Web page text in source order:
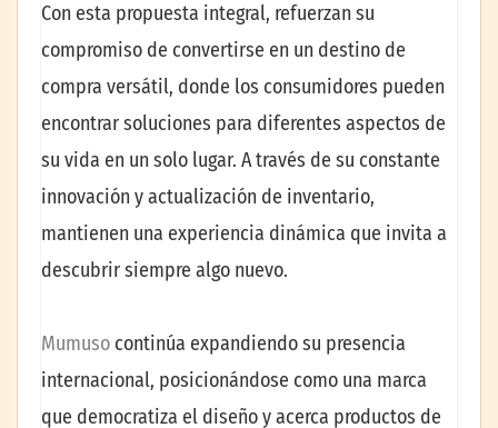
Con esta propuesta integral, refuerzan su
compromiso de convertirse en un destino de
compra versátil, donde los consumidores pueden
encontrar soluciones para diferentes aspectos de
su vida en un solo lugar. A través de su constante
innovación y actualización de inventario,
mantienen una experiencia dinámica que invita a
descubrir siempre algo nuevo.
Mumuso continúa expandiendo su presencia
internacional, posicionándose como una marca
que democratiza el diseño y acerca productos de